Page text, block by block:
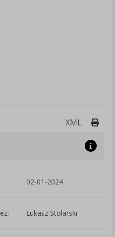
XML
02-01-2024
Łukasz Stolarski